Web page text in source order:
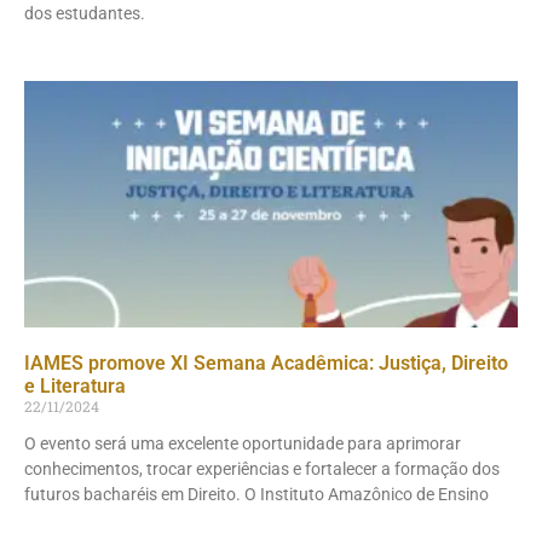
dos estudantes.
IAMES promove XI Semana Acadêmica: Justiça, Direito
e Literatura
22/11/2024
O evento será uma excelente oportunidade para aprimorar
conhecimentos, trocar experiências e fortalecer a formação dos
futuros bacharéis em Direito. O Instituto Amazônico de Ensino